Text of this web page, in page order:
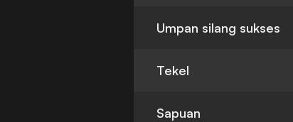
Umpan silang sukses
Tekel
Sapuan